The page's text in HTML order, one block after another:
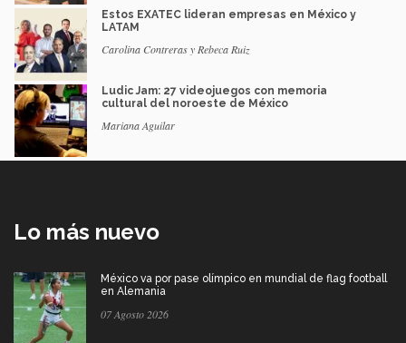
Estos EXATEC lideran empresas en México y
LATAM
Carolina Contreras y Rebeca Ruiz
Ludic Jam: 27 videojuegos con memoria
cultural del noroeste de México
Mariana Aguilar
Lo más nuevo
México va por pase olímpico en mundial de flag football
en Alemania
07 Agosto 2026